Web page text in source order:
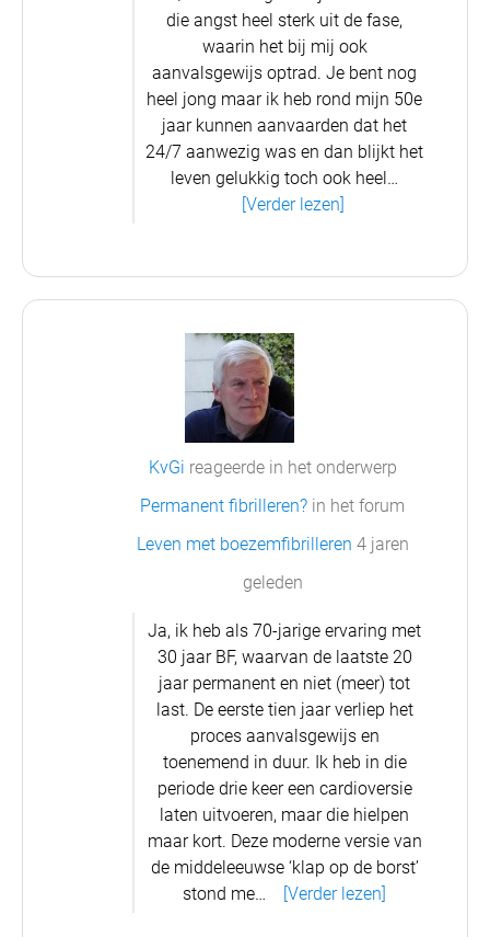
die angst heel sterk uit de fase,
waarin het bij mij ook
aanvalsgewijs optrad. Je bent nog
heel jong maar ik heb rond mijn 50e
jaar kunnen aanvaarden dat het
24/7 aanwezig was en dan blijkt het
leven gelukkig toch ook heel…
[Verder lezen]
KvGi reageerde in het onderwerp
Permanent fibrilleren? in het forum
Leven met boezemfibrilleren 4 jaren
geleden
Ja, ik heb als 70-jarige ervaring met
30 jaar BF, waarvan de laatste 20
jaar permanent en niet (meer) tot
last. De eerste tien jaar verliep het
proces aanvalsgewijs en
toenemend in duur. Ik heb in die
periode drie keer een cardioversie
laten uitvoeren, maar die hielpen
maar kort. Deze moderne versie van
de middeleeuwse ‘klap op de borst’
stond me…
[Verder lezen]